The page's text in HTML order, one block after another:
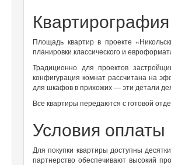
Квартирография
Площадь квартир в проекте
планировки классического и
Традиционно для проектов
конфигурация комнат рассчитана на
для шкафов в прихожих — эти детали
Все квартиры передаются с готовой
Условия оплаты
Для покупки квартиры доступны
партнерство обеспечивают высокий